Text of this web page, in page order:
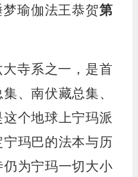
瑜伽法王恭贺第
寺系之一，是首
、南伏藏总集、
个地球上宁玛派
玛巴的法本与历
为宁玛一切大小